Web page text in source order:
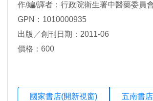
作/編/譯者：行政院衛生署中醫藥委員
GPN：1010000935
出版／創刊日期：2011-06
價格：600
國家書店(開新視窗) 五南書